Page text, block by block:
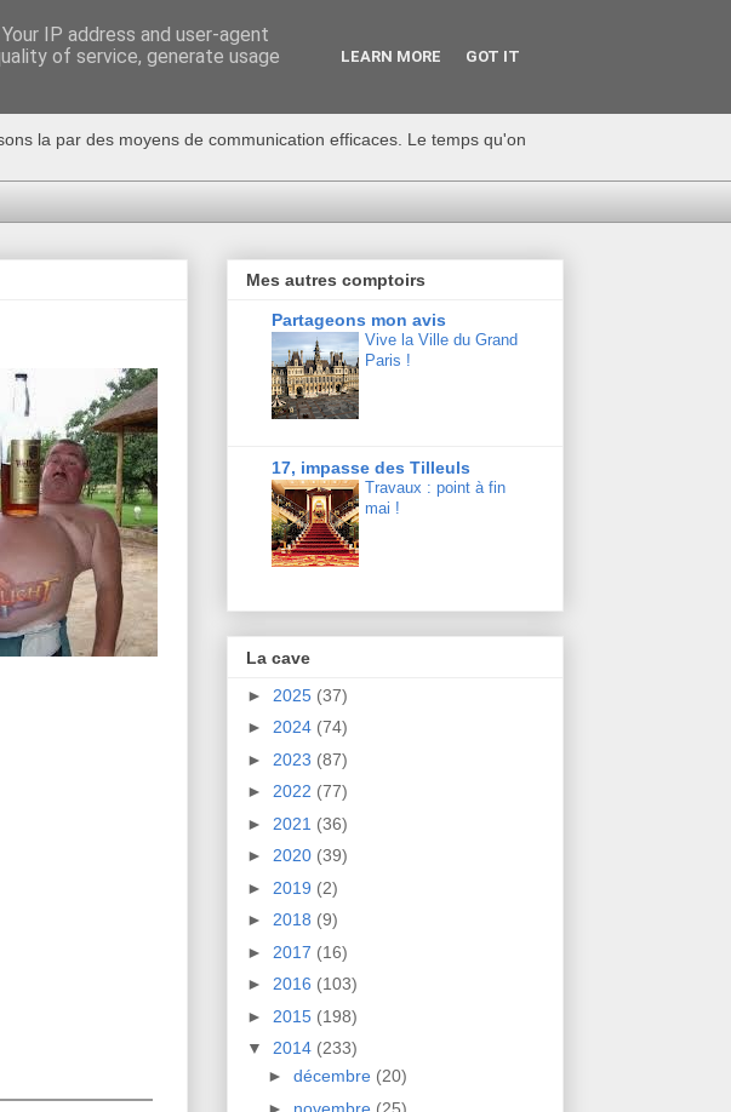
la par des moyens de communication efficaces. Le temps qu'on
Mes autres comptoirs
Partageons mon avis
Vive la Ville du Grand
Paris !
17, impasse des Tilleuls
Travaux : point à fin
mai !
La cave
► 2025 (37)
► 2024 (74)
► 2023 (87)
► 2022 (77)
► 2021 (36)
► 2020 (39)
► 2019 (2)
► 2018 (9)
► 2017 (16)
► 2016 (103)
► 2015 (198)
▼ 2014 (233)
► décembre (20)
► novembre (25)
IP address and user-agent
of service, generate usage
LEARN MORE GOT IT